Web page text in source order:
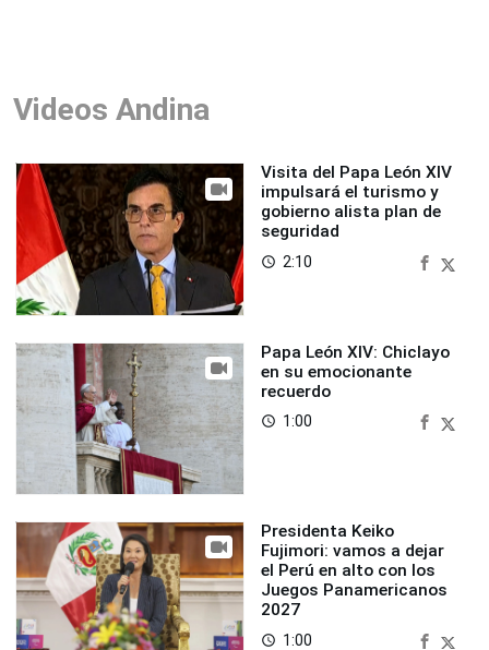
Videos Andina
Visita del Papa León XIV
impulsará el turismo y
gobierno alista plan de
seguridad
access_time 2:10
Papa León XIV: Chiclayo
en su emocionante
recuerdo
access_time 1:00
Presidenta Keiko
Fujimori: vamos a dejar
el Perú en alto con los
Juegos Panamericanos
2027
access_time 1:00